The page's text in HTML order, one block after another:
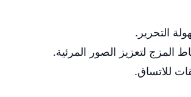
التحرير.
المزج لتعزيز الصور المرئية.
للاتساق.